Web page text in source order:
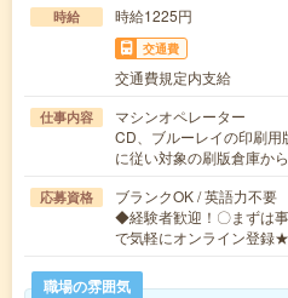
時給 時給1225円
交通費
交通費規定内支給
仕事内容
マシンオペレーター
CD、ブルーレイの印刷
に従い対象の刷版倉庫か
応募資格
ブランクOK / 英語力不要
◆経験者歓迎！〇まずは
で気軽にオンライン登録
職場の雰囲気